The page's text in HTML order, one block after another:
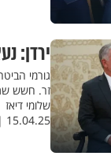
ירדן: נעצרו 16 חשודים שייצרו טילים
גורמי
זר. חשש
שלומי דיאז
15.04.25 | 19:22